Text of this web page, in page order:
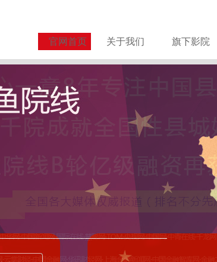
官网首页 关于我们 旗下影院
关于谨防诈骗的严正声明